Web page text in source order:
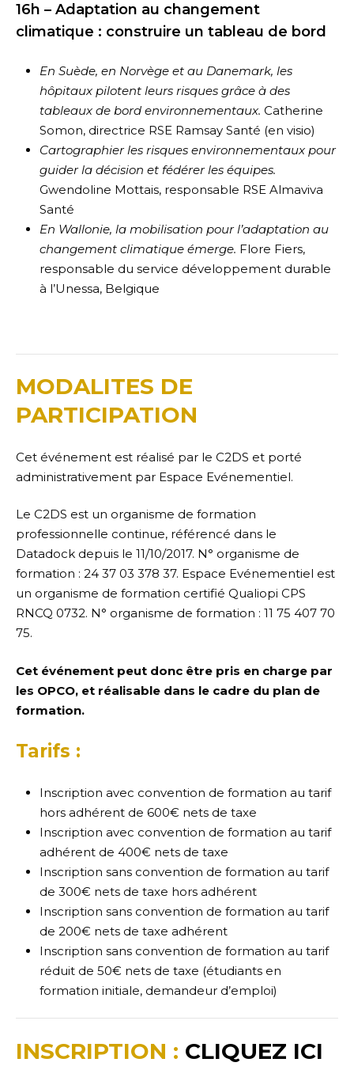
16h – Adaptation au changement
climatique : construire un tableau de bord
En Suède, en Norvège et au Danemark, les
hôpitaux pilotent leurs risques grâce à des
tableaux de bord environnementaux. Catherine
Somon, directrice RSE Ramsay Santé (en visio)
Cartographier les risques environnementaux pour
guider la décision et fédérer les équipes.
Gwendoline Mottais, responsable RSE Almaviva
Santé
En Wallonie, la mobilisation pour l’adaptation au
changement climatique émerge. Flore Fiers,
responsable du service développement durable
à l’Unessa, Belgique
MODALITES DE
PARTICIPATION
Cet événement est réalisé par le C2DS et porté
administrativement par Espace Evénementiel.
Le C2DS est un organisme de formation
professionnelle continue, référencé dans le
Datadock depuis le 11/10/2017. N° organisme de
formation : 24 37 03 378 37. Espace Evénementiel est
un organisme de formation certifié Qualiopi CPS
RNCQ 0732. N° organisme de formation : 11 75 407 70
75.
Cet événement peut donc être pris en charge par
les OPCO, et réalisable dans le cadre du plan de
formation.
Tarifs :
Inscription avec convention de formation au tarif
hors adhérent de 600€ nets de taxe
Inscription avec convention de formation au tarif
adhérent de 400€ nets de taxe
Inscription sans convention de formation au tarif
de 300€ nets de taxe hors adhérent
Inscription sans convention de formation au tarif
de 200€ nets de taxe adhérent
Inscription sans convention de formation au tarif
réduit de 50€ nets de taxe (étudiants en
formation initiale, demandeur d’emploi)
INSCRIPTION : CLIQUEZ ICI